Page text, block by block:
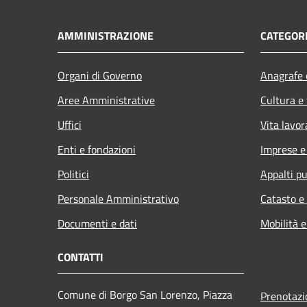
AMMINISTRAZIONE
Organi di Governo
Aree Amministrative
Uffici
Enti e fondazioni
Politici
Personale Amministrativo
Documenti e dati
Cultura
Vita
Imprese
Appalti
Catasto
Mobilità
CONTATTI
Comune di Borgo San Lorenzo, Piazza